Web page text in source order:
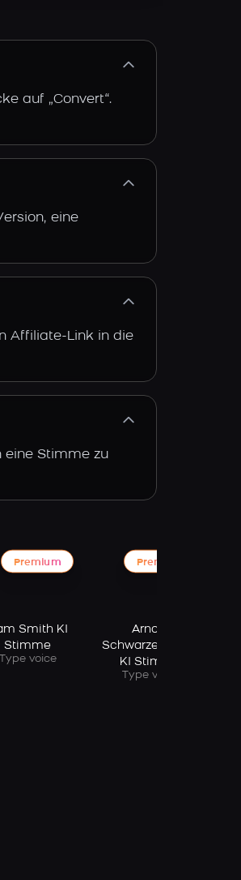
auf „Convert“.
eine
Affiliate-Link in die
eine Stimme zu
Premium
Smith KI
Stimme
Type voice
Premium
Arnold
Schwarzenegger
KI Stimme
Type voice